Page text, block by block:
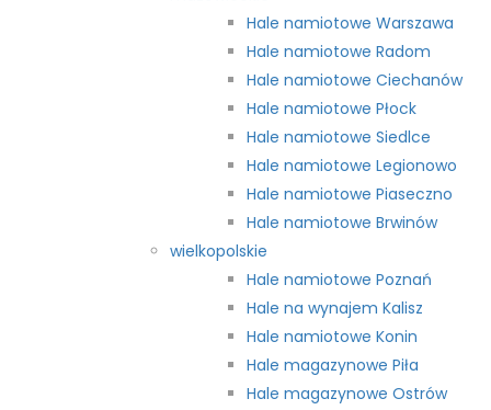
Hale namiotowe Warszawa
Hale namiotowe Radom
Hale namiotowe Ciechanów
Hale namiotowe Płock
Hale namiotowe Siedlce
Hale namiotowe Legionowo
Hale namiotowe Piaseczno
Hale namiotowe Brwinów
wielkopolskie
Hale namiotowe Poznań
Hale na wynajem Kalisz
Hale namiotowe Konin
Hale magazynowe Piła
Hale magazynowe Ostrów